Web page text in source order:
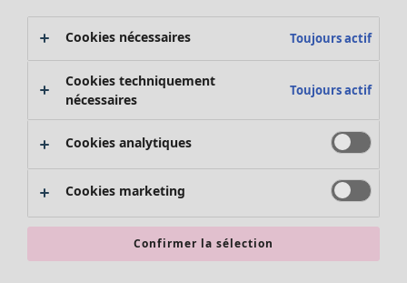
Promos SOLDES
Les promos de Gudrun Sjödén
Nouvel arrivage
Bonnes affaires en soldes - jusqu'à -70
Cookies nécessaires Toujours actif
Cookies techniquement
nécessaires
Toujours actif
Cookies analytiques
Cookies marketing
Confirmer la sélection